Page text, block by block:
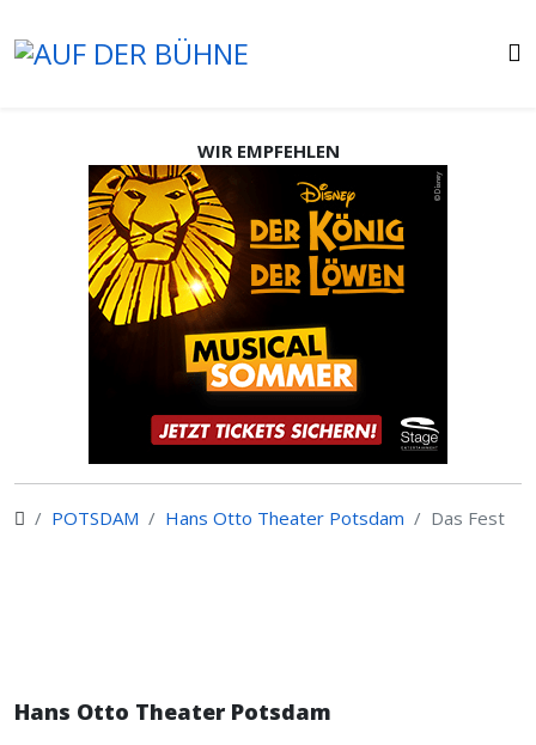
WIR EMPFEHLEN
POTSDAM Hans Otto Theater Potsdam Das Fest
Hans Otto Theater Potsdam